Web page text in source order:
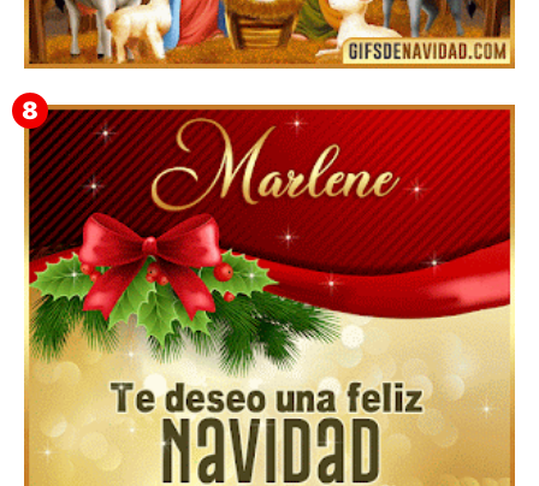
Feliz Navidad y próspero Año Nuevo Lucana